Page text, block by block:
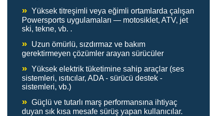
» Yüksek titreşimli veya eğimli ortamlarda çalışan
Powersports uygulamaları — motosiklet, ATV, jet
ski, tekne, vb. .
» Uzun ömürlü, sızdırmaz ve bakım
gerektirmeyen çözümler arayan sürücüler
» Yüksek elektrik tüketimine sahip araçlar (ses
sistemleri, ısıtıcılar, ADA - sürücü destek -
sistemleri, vb.)
» Güçlü ve tutarlı marş performansına ihtiyaç
duyan sık kısa mesafe sürüş yapan kullanıcılar.